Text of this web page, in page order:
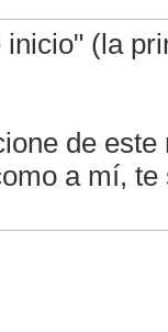
inicio" (la
de
a mí,